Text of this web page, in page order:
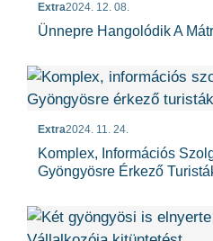
Extra2024. 12. 08.
Ünnepre Hangolódik A
Extra2024. 11. 24.
Komplex, Információs
Gyöngyösre Érkező